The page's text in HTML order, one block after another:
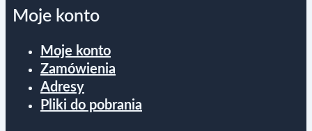
Moje konto
Moje konto
Zamówienia
Adresy
Pliki do pobrania